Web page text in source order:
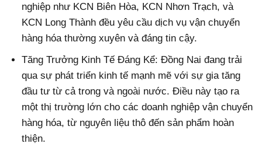
nghiệp như KCN Biên Hòa, KCN Nhơn Trạch, và
KCN Long Thành đều yêu cầu dịch vụ vận chuyển
hàng hóa thường xuyên và đáng tin cậy.
Tăng Trưởng Kinh Tế Đáng Kể: Đồng Nai đang trải
qua sự phát triển kinh tế mạnh mẽ với sự gia tăng
đầu tư từ cả trong và ngoài nước. Điều này tạo ra
một thị trường lớn cho các doanh nghiệp vận chuyển
hàng hóa, từ nguyên liệu thô đến sản phẩm hoàn
thiện.